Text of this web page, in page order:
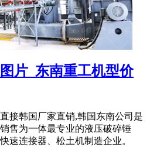
片_东南重工机型价
接韩国厂家直销,韩国东南公司是
售为一体最专业的液压破碎锤
速连接器、松土机制造企业。